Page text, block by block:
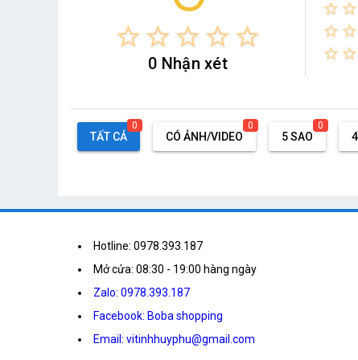
star_border star_border star_border star_border star_border
0 Nhận xét
star_border star_border
star_border star_border
star_border star_border
TẤT CẢ
0
CÓ ẢNH/VIDEO
0
5 SAO
0
Hotline: 0978.393.187
Mở cửa: 08:30 - 19:00 hàng ngày
Zalo: 0978.393.187
Facebook: Boba shopping
Email: vitinhhuyphu@gmail.com